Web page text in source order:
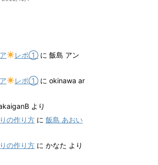
レポ①に 飯島 アン
レポ①に okinawa ar
より
の作り方 に 飯島 あおい
の作り方 に かなた より